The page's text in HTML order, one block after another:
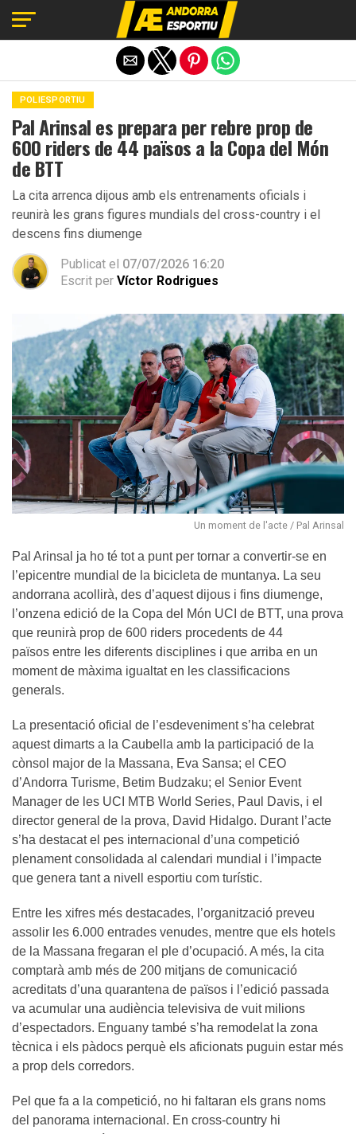
POLIESPORTIU
Pal Arinsal es prepara per rebre prop de
600 riders de 44 països a la Copa del Món
de BTT
La cita arrenca dijous amb els entrenaments oficials i
reunirà les grans figures mundials del cross-country i el
descens fins diumenge
Publicat el 07/07/2026 16:20
Escrit per Víctor Rodrigues
Un moment de l'acte / Pal Arinsal
Pal Arinsal ja ho té tot a punt per tornar a convertir-se en
l’epicentre mundial de la bicicleta de muntanya. La seu
andorrana acollirà, des d’aquest dijous i fins diumenge,
l’onzena edició de la Copa del Món UCI de BTT, una prova
que reunirà prop de 600 riders procedents de 44
països entre les diferents disciplines i que arriba en un
moment de màxima igualtat en les classificacions
generals.
La presentació oficial de l’esdeveniment s’ha celebrat
aquest dimarts a la Caubella amb la participació de la
cònsol major de la Massana, Eva Sansa; el CEO
d’Andorra Turisme, Betim Budzaku; el Senior Event
Manager de les UCI MTB World Series, Paul Davis, i el
director general de la prova, David Hidalgo. Durant l’acte
s’ha destacat el pes internacional d’una competició
plenament consolidada al calendari mundial i l’impacte
que genera tant a nivell esportiu com turístic.
Entre les xifres més destacades, l’organització preveu
assolir les 6.000 entrades venudes, mentre que els hotels
de la Massana fregaran el ple d’ocupació. A més, la cita
comptarà amb més de 200 mitjans de comunicació
acreditats d’una quarantena de països i l’edició passada
va acumular una audiència televisiva de vuit milions
d’espectadors. Enguany també s’ha remodelat la zona
tècnica i els pàdocs perquè els aficionats puguin estar més
a prop dels corredors.
Pel que fa a la competició, no hi faltaran els grans noms
del panorama internacional. En cross-country hi
Exit mobile version